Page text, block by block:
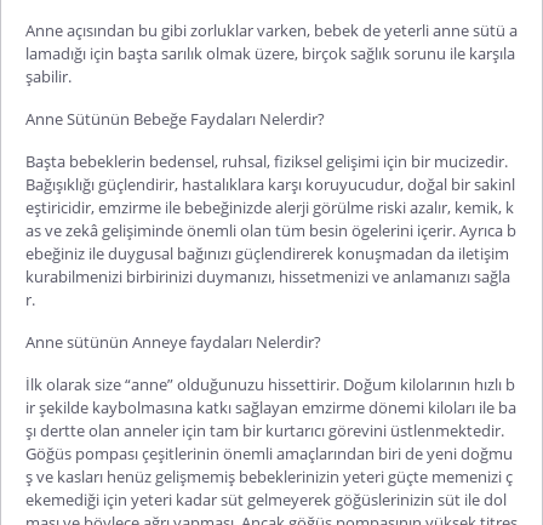
Anne açısından bu gibi zorluklar varken, bebek de yeterli anne sütü a
lamadığı için başta sarılık olmak üzere, birçok sağlık sorunu ile karşıla
şabilir.
Anne Sütünün Bebeğe Faydaları Nelerdir?
Başta bebeklerin bedensel, ruhsal, fiziksel gelişimi için bir mucizedir.
Bağışıklığı güçlendirir, hastalıklara karşı koruyucudur, doğal bir sakinl
eştiricidir, emzirme ile bebeğinizde alerji görülme riski azalır, kemik, k
as ve zekâ gelişiminde önemli olan tüm besin ögelerini içerir. Ayrıca b
ebeğiniz ile duygusal bağınızı güçlendirerek konuşmadan da iletişim
kurabilmenizi birbirinizi duymanızı, hissetmenizi ve anlamanızı sağla
r.
Anne sütünün Anneye faydaları Nelerdir?
İlk olarak size “anne” olduğunuzu hissettirir. Doğum kilolarının hızlı b
ir şekilde kaybolmasına katkı sağlayan emzirme dönemi kiloları ile ba
şı dertte olan anneler için tam bir kurtarıcı görevini üstlenmektedir.
Göğüs pompası çeşitlerinin önemli amaçlarından biri de yeni doğmu
ş ve kasları henüz gelişmemiş bebeklerinizin yeteri güçte memenizi ç
ekemediği için yeteri kadar süt gelmeyerek göğüslerinizin süt ile dol